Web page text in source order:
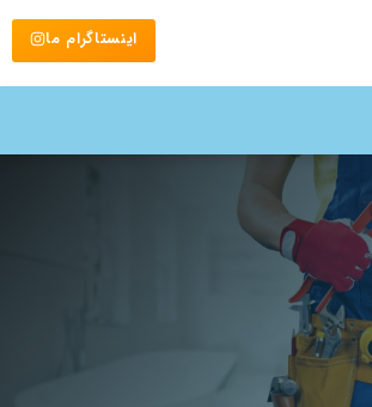
اینستاگرام ما